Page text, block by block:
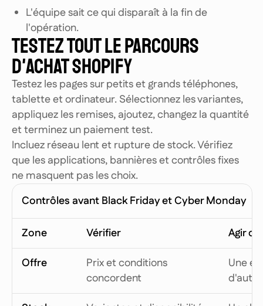
L'équipe sait ce qui disparaît à la fin de
l'opération.
TESTEZ TOUT LE PARCOURS
D'ACHAT SHOPIFY
Testez les pages sur petits et grands téléphones,
tablette et ordinateur. Sélectionnez les variantes,
appliquez les remises, ajoutez, changez la quantité
et terminez un paiement test.
Incluez réseau lent et rupture de stock. Vérifiez
que les applications, bannières et contrôles fixes
ne masquent pas les choix.
Contrôles avant Black Friday et Cyber Monday
Zone Vérifier
Agir
Offre
Prix et conditions
concordent
Une